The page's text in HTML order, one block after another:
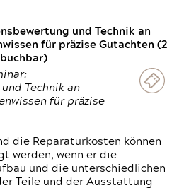
und Technik an
für präzise Gutachten (2
Technik an
für präzise
die Reparaturkosten können
werden, wenn er die
und die unterschiedlichen
Teile und der Ausstattung